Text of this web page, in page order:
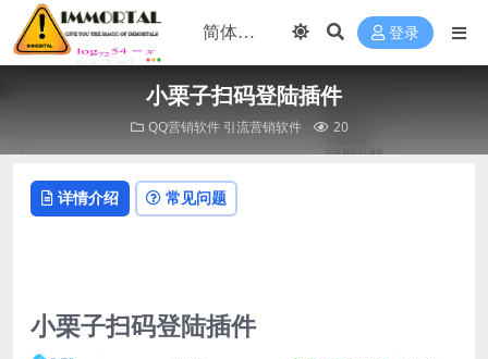
登录
小栗子扫码登陆插件
QQ营销软件 引流营销软件 20
详情介绍 常见问题
小栗子扫码登陆插件